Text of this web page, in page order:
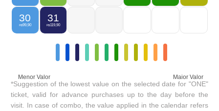
30
R$99,90
31
R$119,90
Menor Valor Maior Valor
*Suggestion of the lowest value on the selected date for "ONE"
ticket, valid for advance purchases up to the day before the
visit. In case of combo, the value applied in the calendar refers